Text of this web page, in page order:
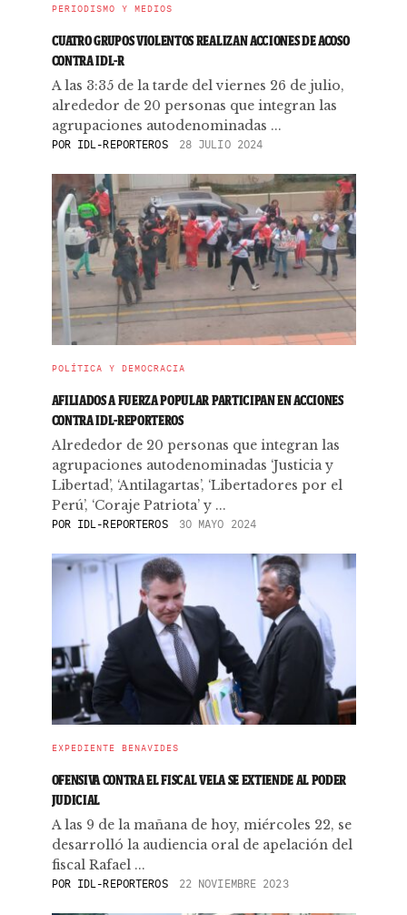
PERIODISMO Y MEDIOS
CUATRO GRUPOS VIOLENTOS REALIZAN ACCIONES DE ACOSO
CONTRA IDL-R
A las 3:35 de la tarde del viernes 26 de julio,
alrededor de 20 personas que integran las
agrupaciones autodenominadas ...
POR IDL-REPORTEROS 28 JULIO 2024
POLÍTICA Y DEMOCRACIA
AFILIADOS A FUERZA POPULAR PARTICIPAN EN ACCIONES
CONTRA IDL-REPORTEROS
Alrededor de 20 personas que integran las
agrupaciones autodenominadas ‘Justicia y
Libertad’, ‘Antilagartas’, ‘Libertadores por el
Perú’, ‘Coraje Patriota’ y ...
POR IDL-REPORTEROS 30 MAYO 2024
EXPEDIENTE BENAVIDES
OFENSIVA CONTRA EL FISCAL VELA SE EXTIENDE AL PODER
JUDICIAL
A las 9 de la mañana de hoy, miércoles 22, se
desarrolló la audiencia oral de apelación del
fiscal Rafael ...
POR IDL-REPORTEROS 22 NOVIEMBRE 2023